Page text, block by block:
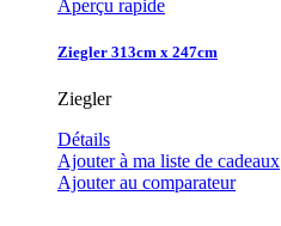
Aperçu rapide
Ziegler 313cm x 247cm
Ziegler
Détails
Ajouter à ma liste de cadeaux
Ajouter au comparateur